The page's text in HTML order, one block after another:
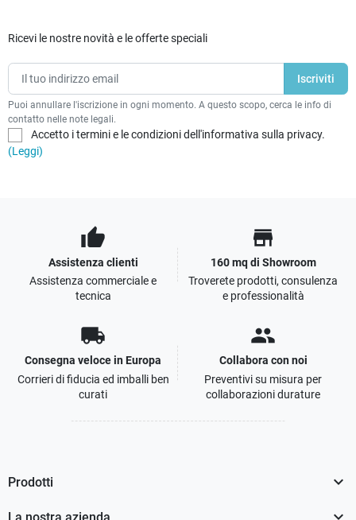
Ricevi le nostre novità e le offerte speciali
Puoi annullare l'iscrizione in ogni momento. A questo scopo, cerca le info di
contatto nelle note legali.
Accetto i termini e le condizioni dell'informativa sulla privacy.
(Leggi)
thumb_up
Assistenza clienti
Assistenza commerciale e
tecnica
store
160 mq di Showroom
Troverete prodotti, consulenza
e professionalità
local_shipping
Consegna veloce in Europa
Corrieri di fiducia ed imballi ben
curati
people
Collabora con noi
Preventivi su misura per
collaborazioni durature
Prodotti 